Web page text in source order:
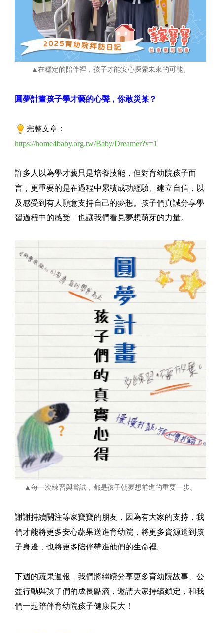
▲在穩定的陪伴裡，孩子才能安心探索未來的可能。
圓夢計畫孩子學才藝的心聲，你敢災某？
完整文章：
https://home4baby.org.tw/Baby/Dreamer?v=1
許多人以為學才藝只是培養技能，但對育幼院孩子而
言，更重要的是在過程中累積成功經驗、建立自信，以
及感受到有人願意支持自己的夢想。孩子們真誠分享學
習過程中的感受，也讓我們看見夢想萌芽的力量。
▲每一次練習與嘗試，都是孩子朝夢想前進的重要一步。
謝謝持續關注等家寶寶的朋友，因為有大家的支持，我
們才能將更多安心蔬果送進育幼院，將更多資源送到孩
子身邊，也將更多陪伴帶進他們的生命裡。
下週的蔬果週報，我們將繼續分享更多育幼院故事、公
益行動與孩子們的成長點滴，邀請大家持續鎖定，和我
們一起陪伴育幼院孩子健康長大！